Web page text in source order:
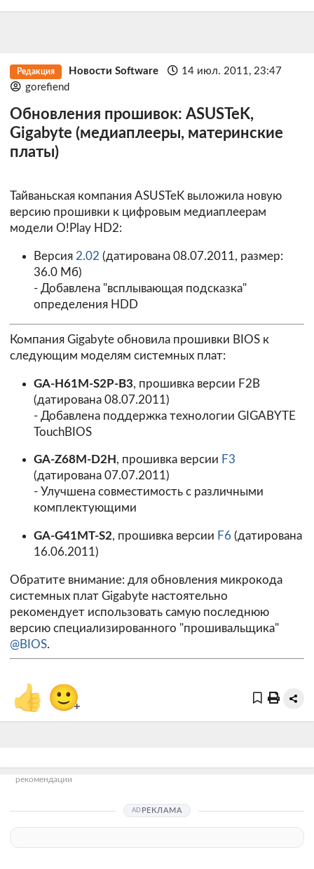
Редакция Новости Software
14 июл. 2011, 23:47
gorefiend
Обновления прошивок: ASUSTeK,
Gigabyte (медиаплееры, материнские
платы)
Тайваньская компания ASUSTeK выложила новую
версию прошивки к цифровым медиаплеерам
модели O!Play HD2:
Версия 2.02 (датирована 08.07.2011, размер:
36.0 Мб)
- Добавлена "всплывающая подсказка"
определения HDD
Компания Gigabyte обновила прошивки BIOS к
следующим моделям системных плат:
GA-H61M-S2P-B3, прошивка версии F2B
(датирована 08.07.2011)
- Добавлена поддержка технологии GIGABYTE
TouchBIOS
GA-Z68M-D2H , прошивка версии F3
(датирована 07.07.2011)
- Улучшена совместимость с различными
комплектующими
GA-G41MT-S2, прошивка версии F6 (датирована
16.06.2011)
Обратите внимание: для обновления микрокода
системных плат Gigabyte настоятельно
рекомендует использовать самую последнюю
версию специализированного "прошивальщика"
@BIOS.
👍 🙂+
рекомендации
РЕКЛАМА